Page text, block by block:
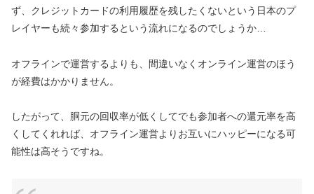
ず、クレジットカードの利用履歴を残したくないという日本のプ
レイヤーも続々参加するという流れになるのでしょうか…
オフラインで運営するよりも、間違いなくオンライン運営のほう
が経費はかかりません。
したがって、胴元の回収率が低くしてでも参加者への還元率を高
くしてくれれば、オフライン運営よりお互いにハッピーになる可
能性は高そうですね。